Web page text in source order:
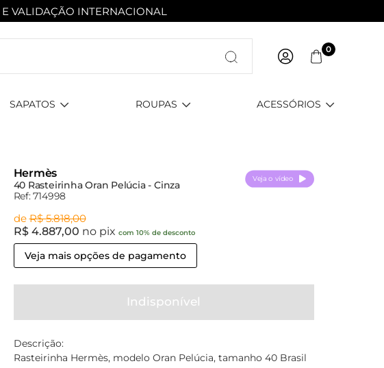
Entre com email ou cpf/cnpj
E VALIDAÇÃO INTERNACIONAL
0
SAPATOS ROUPAS ACESSÓRIOS
Hermès
40 Rasteirinha Oran Pelúcia - Cinza
Ref: 714998
Veja o vídeo
deR$ 5.818,00
R$ 4.887,00 no pix com 10% de desconto
Veja mais opções de pagamento
Indisponível
Descrição:
Rasteirinha Hermès, modelo Oran Pelúcia, tamanho 40 Brasil